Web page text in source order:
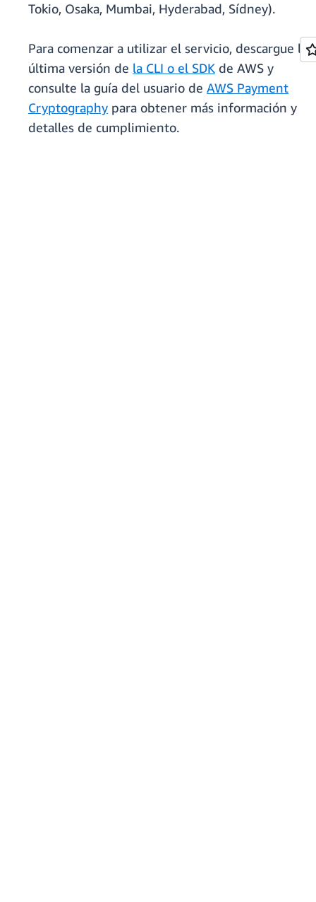
Tokio, Osaka, Mumbai, Hyderabad, Sídney).
Para comenzar a utilizar el servicio, descargue la
última versión de la CLI o el SDK de AWS y
consulte la guía del usuario de AWS Payment
Cryptography para obtener más información y
detalles de cumplimiento.